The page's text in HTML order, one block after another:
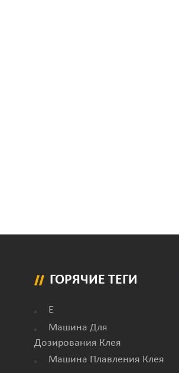
ГОРЯЧИЕ ТЕГИ
E
Машина Для
Дозирования Клея
Машина Плавления Клея